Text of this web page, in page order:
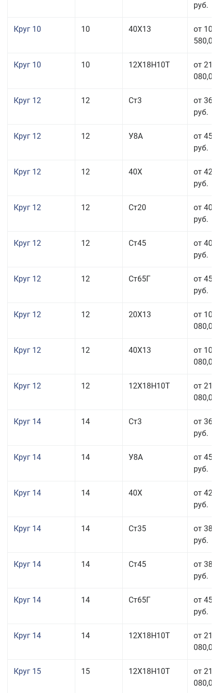
руб.
Круг 10 10 40Х13
от 106
580,00
Круг 10 10 12Х18Н10Т
от 215
080,00
Круг 12 12 Ст3
от 36
руб.
Круг 12 12 У8А
от 45
руб.
Круг 12 12 40Х
от 42
руб.
Круг 12 12 Ст20
от 40
руб.
Круг 12 12 Ст45
от 40
руб.
Круг 12 12 Ст65Г
от 45
руб.
Круг 12 12 20Х13
от 103
080,00
Круг 12 12 40Х13
от 103
080,00
Круг 12 12 12Х18Н10Т
от 212
080,00
Круг 14 14 Ст3
от 36
руб.
Круг 14 14 У8А
от 45
руб.
Круг 14 14 40Х
от 42
руб.
Круг 14 14 Ст35
от 38
руб.
Круг 14 14 Ст45
от 38
руб.
Круг 14 14 Ст65Г
от 45
руб.
Круг 14 14 12Х18Н10Т
от 211
080,00
Круг 15 15 12Х18Н10Т
от 211
080,00